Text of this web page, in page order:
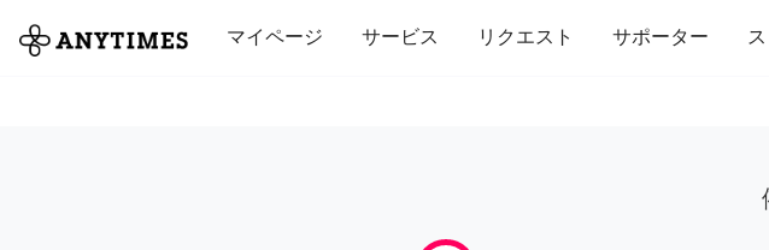
マイページ サービス リクエスト サポーター
全て 修理・組立 家事 引っ越し インテリア 趣味・